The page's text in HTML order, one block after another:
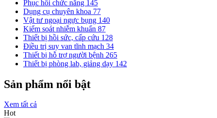
Phục hồi chức năng 145
Dụng cụ chuyên khoa 77
Vật tư ngoại ngực bụng 140
Kiểm soát nhiễm khuẩn 87
Thiết bị hồi sức, cấp cứu 128
Điều trị suy van tĩnh mạch 34
Thiết bị hỗ trợ người bệnh 265
Thiết bị phòng lab, giảng dạy 142
Sản phẩm nổi bật
Xem tất cả
Hot